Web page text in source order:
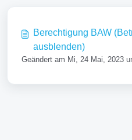
Berechtigung BAW
ausblenden)
Geändert am Mi, 24 Mai, 2023